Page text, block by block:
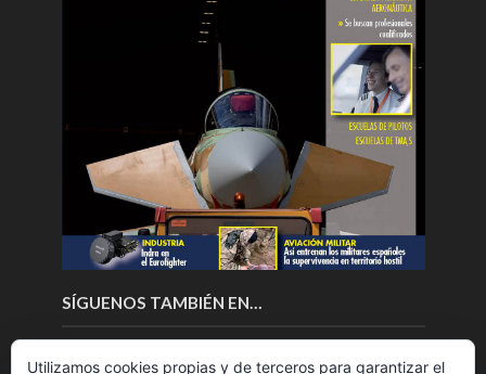
SÍGUENOS TAMBIÉN EN…
Utilizamos cookies propias y de terceros para garantizar el